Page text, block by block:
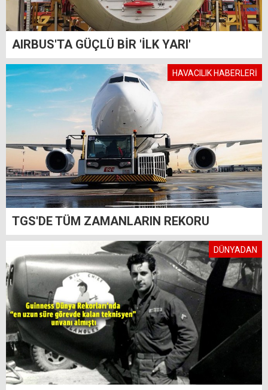
AIRBUS'TA GÜÇLÜ BİR 'İLK YARI'
HAVACILIK HABERLERİ
TGS'DE TÜM ZAMANLARIN REKORU
DÜNYADAN